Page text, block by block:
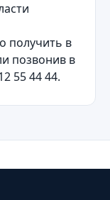
получить в
позвонив в
55 44 44.